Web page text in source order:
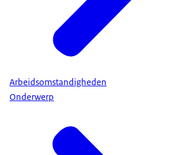
Arbeidsomstandigheden
Onderwerp